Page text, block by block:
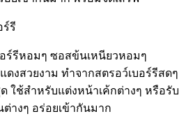
อร์รีหอมๆ ซอสข้นเหนียวหอมๆ
งสวยงาม ทำจากสตรอว์เบอร์รีสดๆ
ใช้สำหรับแต่งหน้าเค้กต่างๆ หรือรับ
างๆ อร่อยเข้ากันมาก